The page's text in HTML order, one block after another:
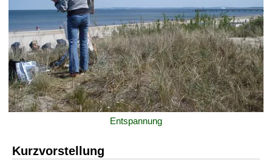
Entspannung
Kurzvorstellung